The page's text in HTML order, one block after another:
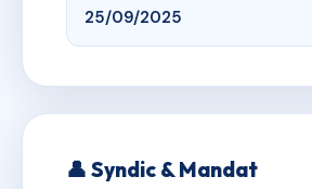
25/09/2025
👤 Syndic & Mandat